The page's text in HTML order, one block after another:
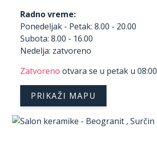
Radno vreme:
Ponedeljak - Petak: 8.00 - 20.00
Subota: 8.00 - 16.00
Nedelja: zatvoreno
Zatvoreno otvara se u petak u 08:00
PRIKAŽI MAPU